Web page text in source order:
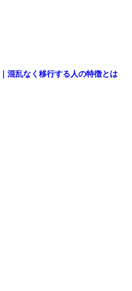
混乱なく移行する人の特徴とは